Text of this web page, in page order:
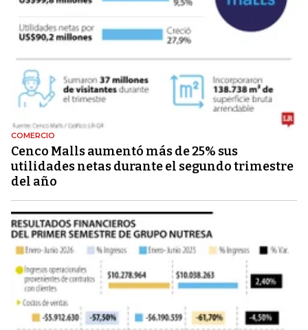
COMERCIO
Cenco Malls aumentó más de 25% sus
utilidades netas durante el segundo trimestre
del año